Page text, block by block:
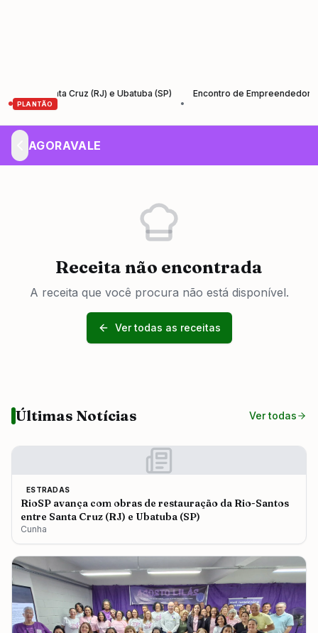
PLANTÃO
Santa Cruz (RJ) e Ubatuba (SP)
Encontro de Empreendedores –
AGORAVALE
Receita não encontrada
A receita que você procura não está disponível.
Ver todas as receitas
Últimas Notícias Ver todas
ESTRADAS
RioSP avança com obras de restauração da Rio-Santos
entre Santa Cruz (RJ) e Ubatuba (SP)
Cunha